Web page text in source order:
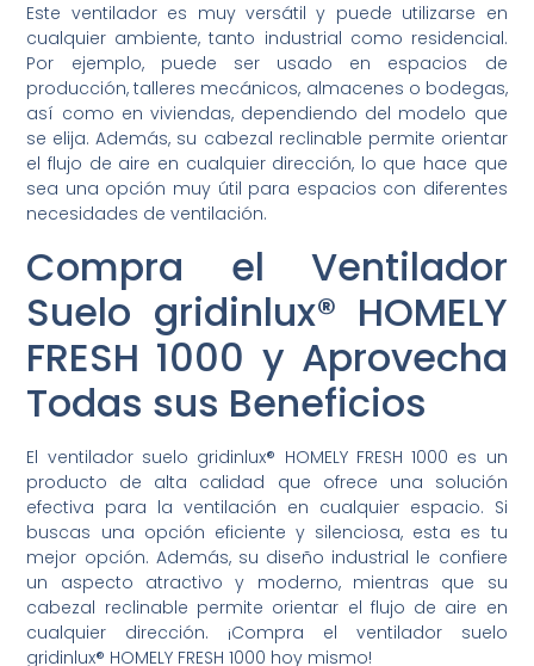
Este ventilador es muy versátil y puede utilizarse en
cualquier ambiente, tanto industrial como residencial.
Por ejemplo, puede ser usado en espacios de
producción, talleres mecánicos, almacenes o bodegas,
así como en viviendas, dependiendo del modelo que
se elija. Además, su cabezal reclinable permite orientar
el flujo de aire en cualquier dirección, lo que hace que
sea una opción muy útil para espacios con diferentes
necesidades de ventilación.
Compra el Ventilador
Suelo gridinlux® HOMELY
FRESH 1000 y Aprovecha
Todas sus Beneficios
El ventilador suelo gridinlux® HOMELY FRESH 1000 es un
producto de alta calidad que ofrece una solución
efectiva para la ventilación en cualquier espacio. Si
buscas una opción eficiente y silenciosa, esta es tu
mejor opción. Además, su diseño industrial le confiere
un aspecto atractivo y moderno, mientras que su
cabezal reclinable permite orientar el flujo de aire en
cualquier dirección. ¡Compra el ventilador suelo
gridinlux® HOMELY FRESH 1000 hoy mismo!